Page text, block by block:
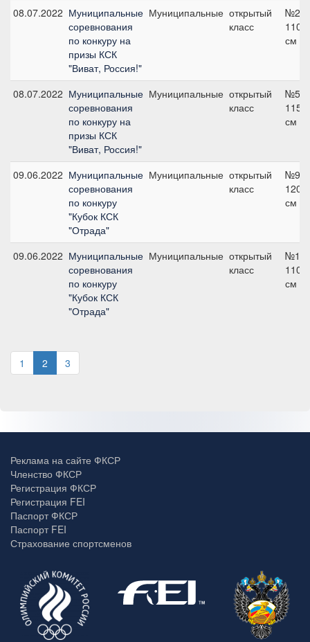
08.07.2022 Муниципальные
соревнования
по конкуру на
призы КСК
"Виват, Россия!"
Муниципальные открытый
класс
№2,
110
см
08.07.2022 Муниципальные
соревнования
по конкуру на
призы КСК
"Виват, Россия!"
Муниципальные открытый
класс
№5,
115
см
09.06.2022 Муниципальные
соревнования
по конкуру
"Кубок КСК
"Отрада"
Муниципальные открытый
класс
№9,
120
см
09.06.2022 Муниципальные
соревнования
по конкуру
"Кубок КСК
"Отрада"
Муниципальные открытый
класс
№1,
110
см
1 2 3
Реклама на сайте ФКСР
Членство ФКСР
Регистрация ФКСР
Регистрация FEI
Паспорт ФКСР
Паспорт FEI
Страхование спортсменов